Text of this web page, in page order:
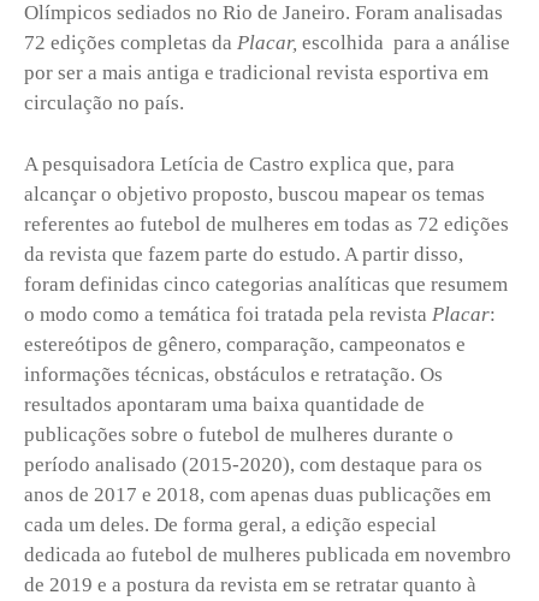
Olímpicos sediados no Rio de Janeiro. Foram analisadas
72 edições completas da Placar, escolhida para a análise
por ser a mais antiga e tradicional revista esportiva em
circulação no país.
A pesquisadora Letícia de Castro explica que, para
alcançar o objetivo proposto, buscou mapear os temas
referentes ao futebol de mulheres em todas as 72 edições
da revista que fazem parte do estudo. A partir disso,
foram definidas cinco categorias analíticas que resumem
o modo como a temática foi tratada pela revista Placar:
estereótipos de gênero, comparação, campeonatos e
informações técnicas, obstáculos e retratação. Os
resultados apontaram uma baixa quantidade de
publicações sobre o futebol de mulheres durante o
período analisado (2015-2020), com destaque para os
anos de 2017 e 2018, com apenas duas publicações em
cada um deles. De forma geral, a edição especial
dedicada ao futebol de mulheres publicada em novembro
de 2019 e a postura da revista em se retratar quanto à